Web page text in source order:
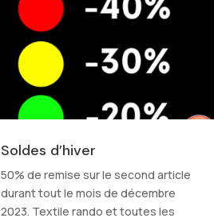
Soldes d’hiver
50% de remise sur le second article
durant tout le mois de décembre
2023. Textile rando et toutes les